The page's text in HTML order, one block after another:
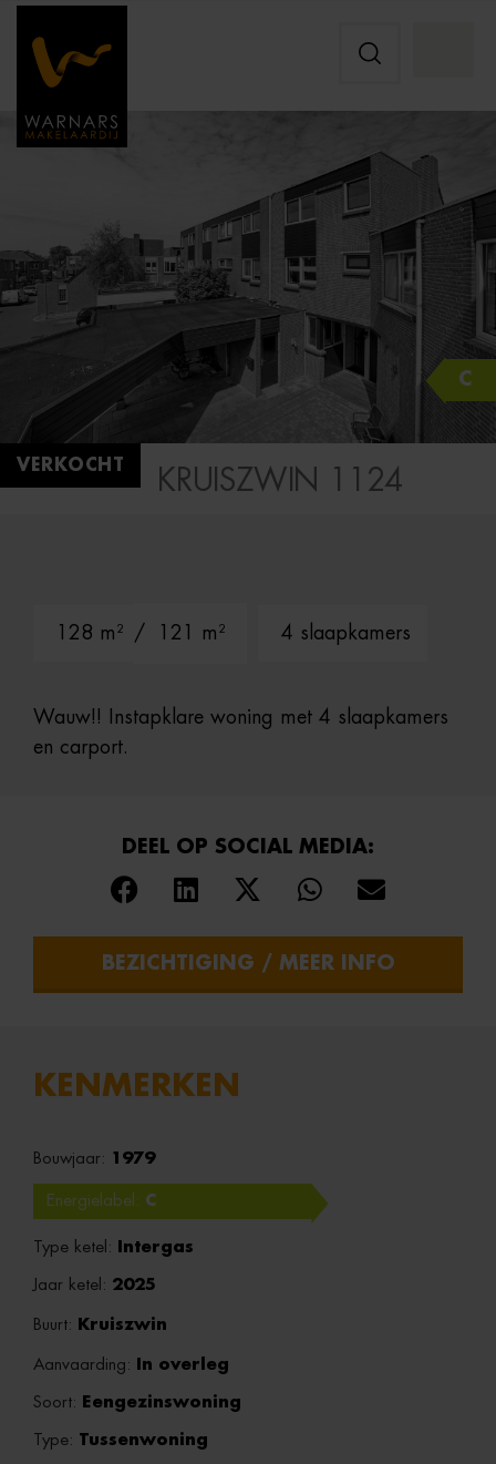
C
VERKOCHT KRUISZWIN 1124
128 m² / 121 m² 4 slaapkamers
Wauw!! Instapklare woning met 4 slaapkamers
en carport.
DEEL OP SOCIAL MEDIA:
BEZICHTIGING / MEER INFO
KENMERKEN
Bouwjaar: 1979
Energielabel: C
Type ketel: Intergas
Jaar ketel: 2025
Buurt: Kruiszwin
Aanvaarding: In overleg
Soort: Eengezinswoning
Type: Tussenwoning